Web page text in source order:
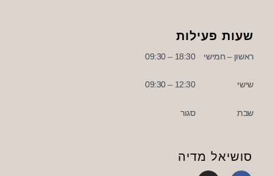
שעות פעילות
ראשון – חמישי
שישי
שבת
18:30 – 09:30
12:30 – 09:30
סגור
סושיאל מדיה